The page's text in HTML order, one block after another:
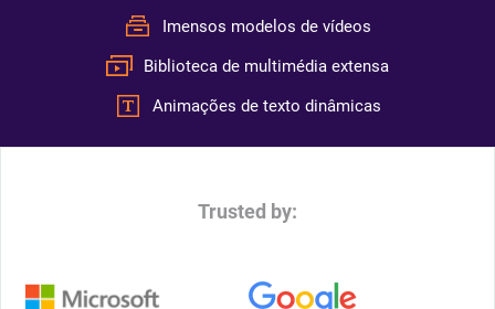
Imensos modelos de vídeos
Biblioteca de multimédia extensa
Animações de texto dinâmicas
Trusted by: